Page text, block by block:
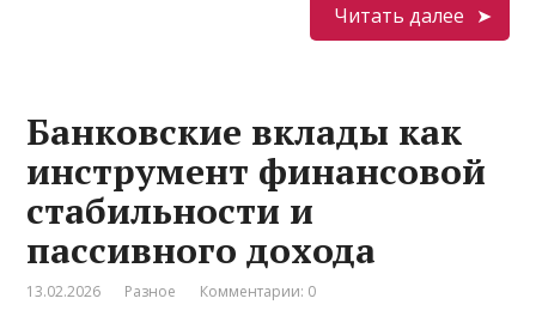
Читать далее
Банковские вклады как
инструмент финансовой
стабильности и
пассивного дохода
13.02.2026 Разное Комментарии: 0